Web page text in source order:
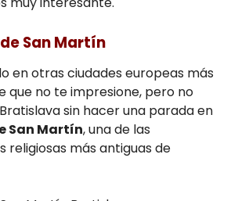
San Martín
en otras ciudades europeas más
que no te impresione, pero no
sin hacer una parada en
San Martín, una de las
religiosas más antiguas de